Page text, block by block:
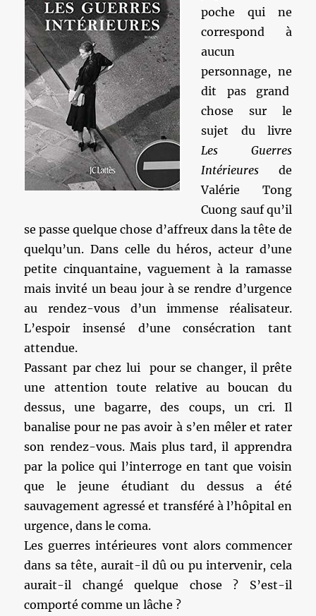
poche qui ne
correspond à
aucun
personnage, ne
dit pas grand
chose sur le
sujet du livre
Les Guerres
Intérieures de
Valérie Tong
Cuong sauf qu’il
se passe quelque chose d’affreux dans la tête de
quelqu’un. Dans celle du héros, acteur d’une
petite cinquantaine, vaguement à la ramasse
mais invité un beau jour à se rendre d’urgence
au rendez-vous d’un immense réalisateur.
L’espoir insensé d’une consécration tant
attendue.
Passant par chez lui pour se changer, il prête
une attention toute relative au boucan du
dessus, une bagarre, des coups, un cri. Il
banalise pour ne pas avoir à s’en mêler et rater
son rendez-vous. Mais plus tard, il apprendra
par la police qui l’interroge en tant que voisin
que le jeune étudiant du dessus a été
sauvagement agressé et transféré à l’hôpital en
urgence, dans le coma.
Les guerres intérieures vont alors commencer
dans sa tête, aurait-il dû ou pu intervenir, cela
aurait-il changé quelque chose ? S’est-il
comporté comme un lâche ?